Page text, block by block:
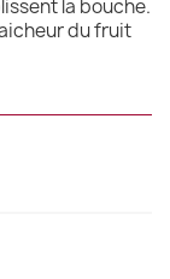
la bouche.
du fruit